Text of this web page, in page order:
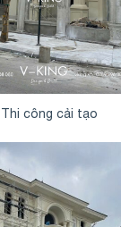
Thi công cải tạo